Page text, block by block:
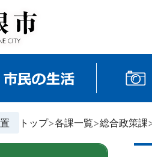
トップ 各課一覧 総合政策課